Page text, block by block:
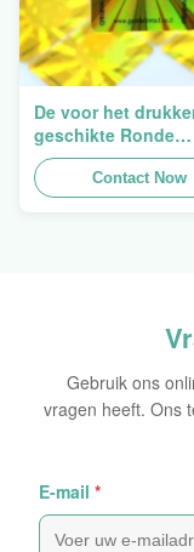
De voor het
geschikte Ronde
Verpakkende
Holografische
Zelfklevende
Contact Now
Gebruik ons
vragen heeft. Ons
E-mail *